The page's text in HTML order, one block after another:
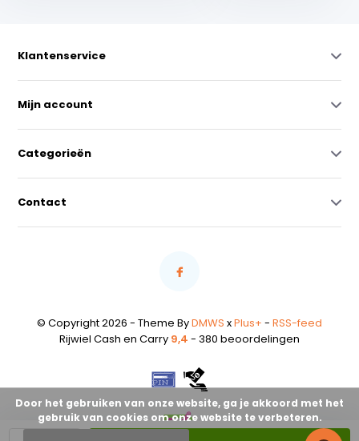
Klantenservice
Mijn account
Categorieën
Contact
© Copyright 2026 - Theme ByDMWS xPlus+ - RSS-feed
Rijwiel Cash en Carry 9,4 - 380 beoordelingen
Door het gebruiken van onze website, ga je akkoord met het
gebruik van cookies om onze website te verbeteren.